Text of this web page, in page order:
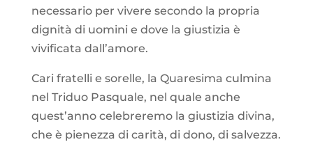
necessario per vivere secondo la propria
dignità di uomini e dove la giustizia è
vivificata dall’amore.
Cari fratelli e sorelle, la Quaresima culmina
nel Triduo Pasquale, nel quale anche
quest’anno celebreremo la giustizia divina,
che è pienezza di carità, di dono, di salvezza.